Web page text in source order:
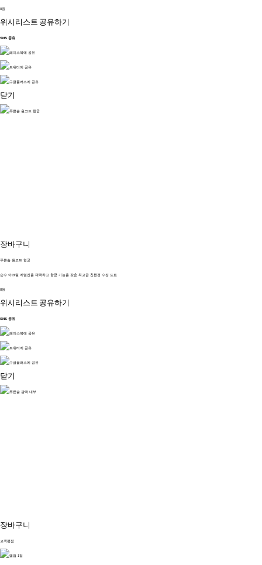
0원
위시리스트 공유하기
SNS 공유
닫기
장바구니
푸른솔 원코트 항균
순수 아크릴 에멀젼을 채택하고 항균 기능을 갖춘 최고급 친환경 수성 도료
0원
위시리스트 공유하기
SNS 공유
닫기
장바구니
고객평점